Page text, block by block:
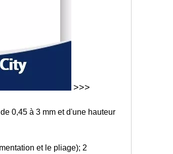
>>>
0,45 à 3 mm et d'une hauteur
et le pliage); 2